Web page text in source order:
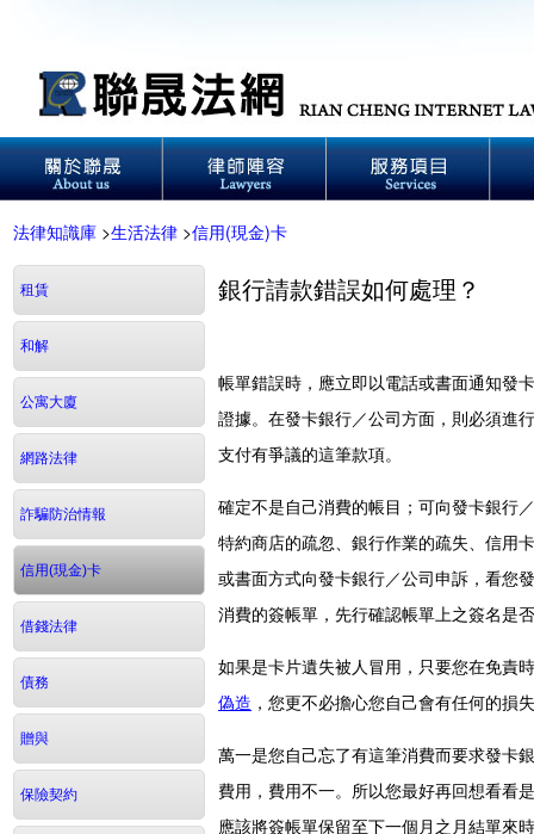
法律知識庫 >生活法律 >信用(現金)卡
租賃
和解
公寓大廈
網路法律
詐騙防治情報
信用(現金)卡
借錢法律
債務
贈與
保險契約
銀行請款錯誤如何處理？
帳單錯誤時，應立即以電話或書面通知發
證據。在發卡銀行／公司方面，則必須進
支付有爭議的這筆款項。
確定不是自己消費的帳目；可向發卡銀行
特約商店的疏忽、銀行作業的疏失、信用
或書面方式向發卡銀行／公司申訴，看您
消費的簽帳單，先行確認帳單上之簽名
如果是卡片遺失被人冒用，只要您在免責
偽造 ，您更不必擔心您自己會有任何的
萬一是您自己忘了有這筆消費而要求發卡
費用，費用不一。所以您最好再回想看看
應該將簽帳單保留至下一個月之月結單來